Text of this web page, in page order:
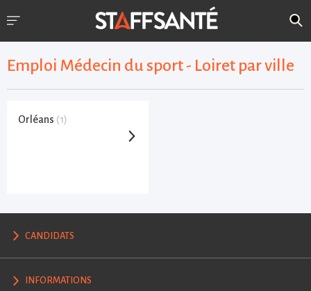
Emploi Médecin du sport - Loiret par ville
Orléans (1)
CANDIDATS
INFORMATIONS